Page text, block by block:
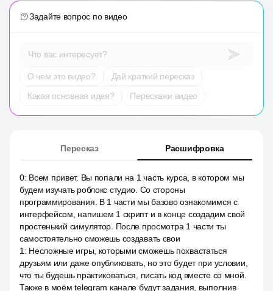
Задайте вопрос по видео
Что вас интересует?
О чем это видео?
Дай краткий пересказ
Какая основная идея?
Перескажи видео
Пересказ Расшифровка
0: Всем привет. Вы попали на 1 часть курса, в котором мы
будем изучать роблокс студио. Со стороны
программирования. В 1 части мы базово ознакомимся с
интерфейсом, напишем 1 скрипт и в конце создадим свой
простенький симулятор. После просмотра 1 части ты
самостоятельно сможешь создавать свои
1 : Несложные игры, которыми сможешь похвастаться
друзьям или даже опубликовать, но это будет при условии,
что ты будешь практиковаться, писать код вместе со мной.
Также в моём telegram канале будут задания, выполнив